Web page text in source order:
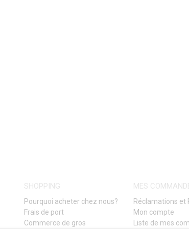
SHOPPING
Pourquoi acheter chez nous?
Frais de port
Commerce de gros
MES
Réclamations et
Mon compte
Liste de mes